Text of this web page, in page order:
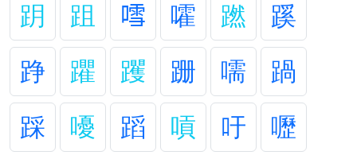
跀
跙 𠽌 嚯 蹨
蹊
踭
躣 躩 跚 嚅
踻
踩
嚘 蹈 嗊 吁
嚦